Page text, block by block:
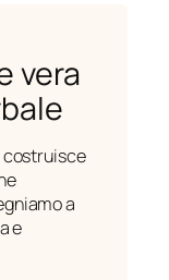
vera
costruisce
a
e